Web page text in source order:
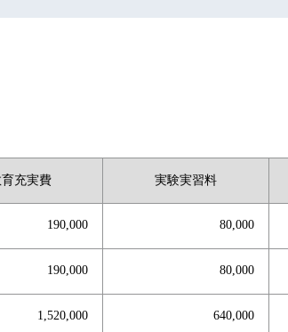
充実費 実験実習料
190,000 80,000
190,000 80,000
1,520,000 640,000